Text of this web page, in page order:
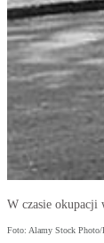
W czasie okupacji
Foto: Alamy Stock